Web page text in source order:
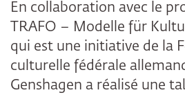
En collaboration avec le
TRAFO – Modelle für
qui est une initiative de la
culturelle fédérale
Genshagen a réalisé une